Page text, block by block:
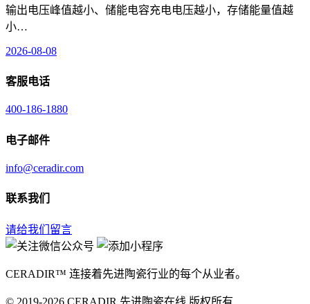
输出电压峰值越小、储能电容充电电压越小，存储能量值越
小…
2026-08-08
客服电话
400-186-1880
电子邮件
info@ceradir.com
联系我们
请给我们留言
CERADIR™ 连接着先进陶瓷行业的每个从业者。